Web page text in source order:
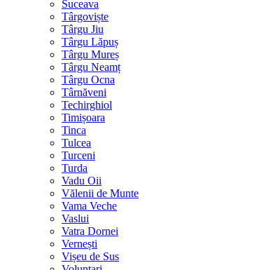
Suceava
Târgoviște
Târgu Jiu
Târgu Lăpuș
Târgu Mureș
Târgu Neamț
Târgu Ocna
Târnăveni
Techirghiol
Timișoara
Tinca
Tulcea
Turceni
Turda
Vadu Oii
Vălenii de Munte
Vama Veche
Vaslui
Vatra Dornei
Vernești
Vișeu de Sus